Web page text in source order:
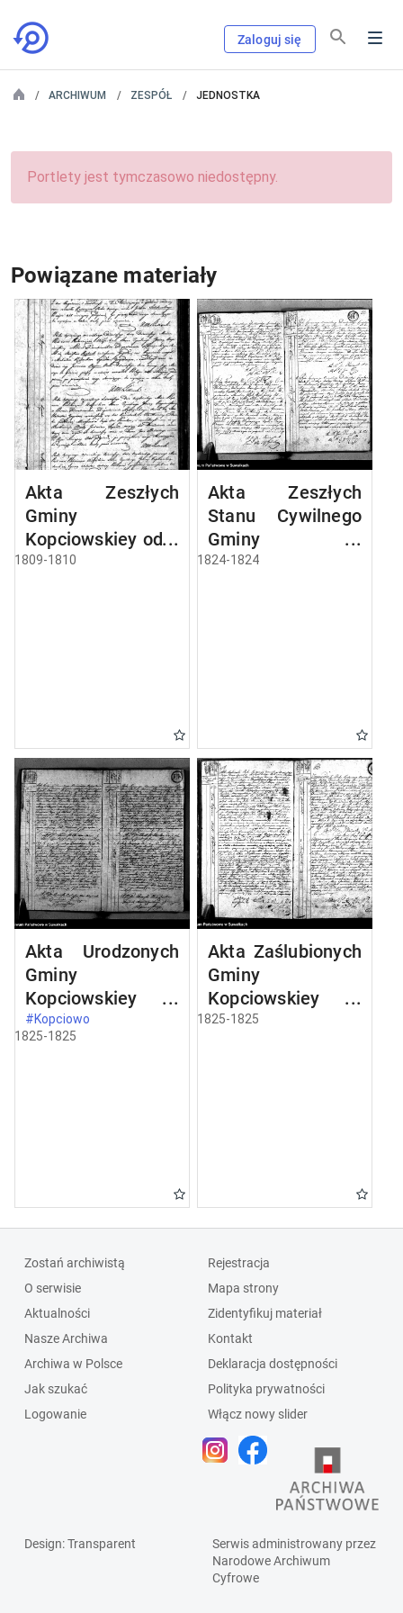
Zaloguj się
ARCHIWUM ZESPÓŁ JEDNOSTKA
Portlety jest tymczasowo niedostępny.
Powiązane materiały
Akta Zeszłych
Gminy
Kopciowskiey od 1
Maia 1809 R.
1809-1810
Akta Zeszłych
Stanu Cywilnego
Gminy
Kopciowskiey na
1824-1824
Akta Urodzonych
Gminy
Kopciowskiey
Urzędnika Stanu
Cywilnego na Rok
#Kopciowo
1825-1825
Akta Zaślubionych
Gminy
Kopciowskiey
Urzędnika Stanu
1825-1825
Zostań archiwistą
O serwisie
Aktualności
Nasze Archiwa
Archiwa w Polsce
Jak szukać
Logowanie
Rejestracja
Mapa strony
Zidentyfikuj materiał
Kontakt
Deklaracja dostępności
Polityka prywatności
Włącz nowy slider
Design: Transparent
Serwis administrowany przez
Narodowe Archiwum
Cyfrowe